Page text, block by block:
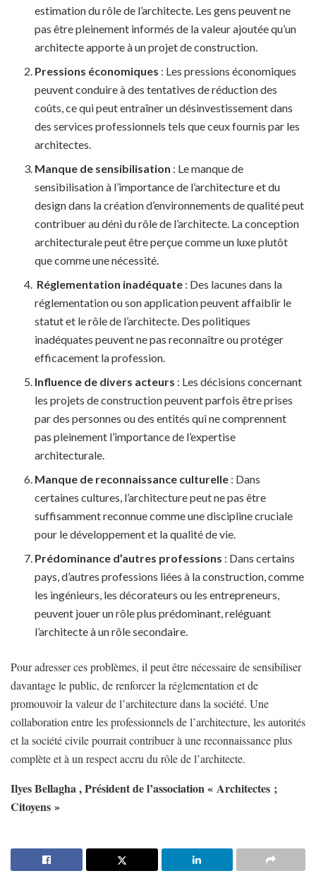
estimation du rôle de l’architecte. Les gens peuvent ne
pas être pleinement informés de la valeur ajoutée qu’un
architecte apporte à un projet de construction.
Pressions économiques : Les pressions économiques
peuvent conduire à des tentatives de réduction des
coûts, ce qui peut entraîner un désinvestissement dans
des services professionnels tels que ceux fournis par les
architectes.
Manque de sensibilisation : Le manque de
sensibilisation à l’importance de l’architecture et du
design dans la création d’environnements de qualité peut
contribuer au déni du rôle de l’architecte. La conception
architecturale peut être perçue comme un luxe plutôt
que comme une nécessité.
Réglementation inadéquate : Des lacunes dans la
réglementation ou son application peuvent affaiblir le
statut et le rôle de l’architecte. Des politiques
inadéquates peuvent ne pas reconnaître ou protéger
efficacement la profession.
Influence de divers acteurs : Les décisions concernant
les projets de construction peuvent parfois être prises
par des personnes ou des entités qui ne comprennent
pas pleinement l’importance de l’expertise
architecturale.
Manque de reconnaissance culturelle : Dans
certaines cultures, l’architecture peut ne pas être
suffisamment reconnue comme une discipline cruciale
pour le développement et la qualité de vie.
Prédominance d’autres professions : Dans certains
pays, d’autres professions liées à la construction, comme
les ingénieurs, les décorateurs ou les entrepreneurs,
peuvent jouer un rôle plus prédominant, reléguant
l’architecte à un rôle secondaire.
Pour adresser ces problèmes, il peut être nécessaire de sensibiliser
davantage le public, de renforcer la réglementation et de
promouvoir la valeur de l’architecture dans la société. Une
collaboration entre les professionnels de l’architecture, les autorités
et la société civile pourrait contribuer à une reconnaissance plus
complète et à un respect accru du rôle de l’architecte.
Ilyes Bellagha ,Président de l’association « Architectes ;
Citoyens »